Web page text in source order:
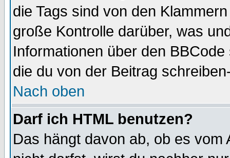
die Tags sind von den
große Kontrolle darüber, was
Informationen über den
die du von der Beitrag
Nach oben
Darf ich HTML benutzen?
Das hängt davon ab, ob es